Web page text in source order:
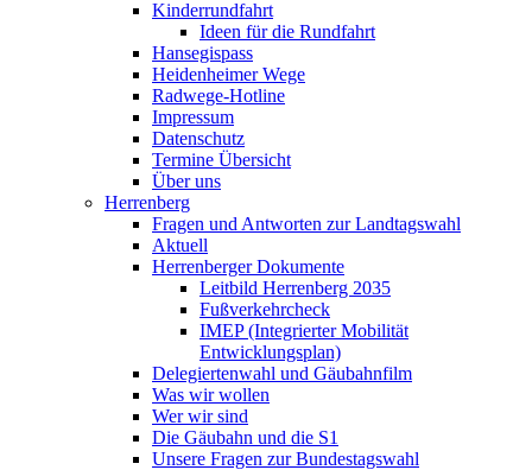
Kinderrundfahrt
Ideen für die Rundfahrt
Hansegispass
Heidenheimer Wege
Radwege-Hotline
Impressum
Datenschutz
Termine Übersicht
Über uns
Herrenberg
Fragen und Antworten zur Landtagswahl
Aktuell
Herrenberger Dokumente
Leitbild Herrenberg 2035
Fußverkehrcheck
IMEP (Integrierter Mobilität
Entwicklungsplan)
Delegiertenwahl und Gäubahnfilm
Was wir wollen
Wer wir sind
Die Gäubahn und die S1
Unsere Fragen zur Bundestagswahl